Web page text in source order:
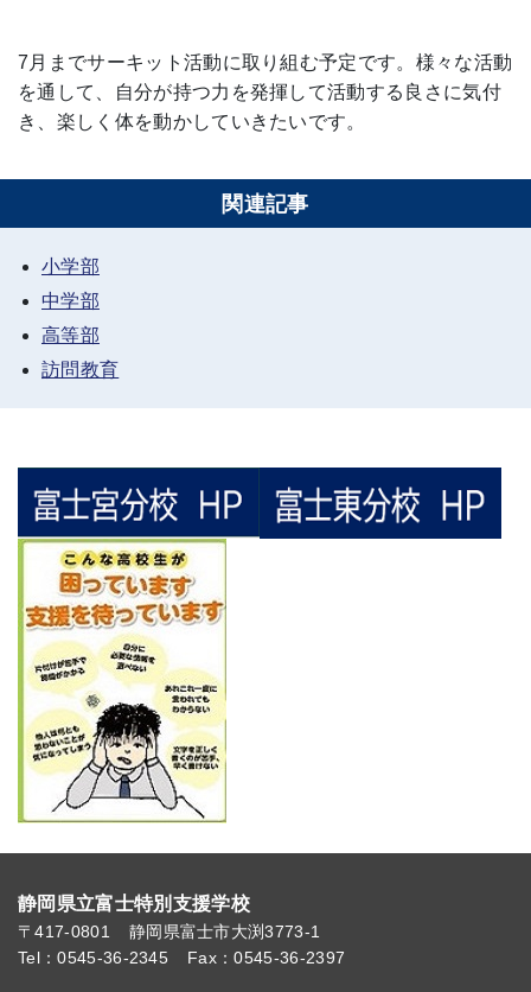
7月までサーキット活動に取り組む予定です。様々な活動
を通して、自分が持つ力を発揮して活動する良さに気付
き、楽しく体を動かしていきたいです。
関連記事
小学部
中学部
高等部
訪問教育
静岡県立富士特別支援学校
〒417-0801
静岡県富士市大渕3773-1
Tel：0545-36-2345
Fax：0545-36-2397